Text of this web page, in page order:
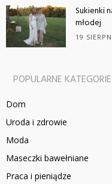
Sukienki
młodej
19
POPULARNE KATEGORIE
Dom
Uroda i zdrowie
Moda
Maseczki bawełniane
Praca i pieniądze